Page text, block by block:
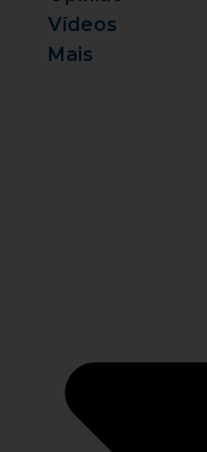
Vídeos
Mais